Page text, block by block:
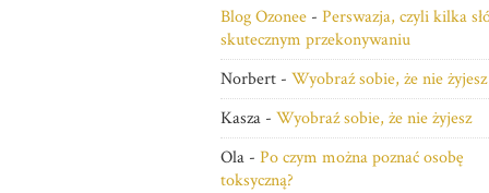
Blog Ozonee - Perswazja, czyli kilka
skutecznym przekonywaniu
Norbert - Wyobraź sobie, że nie żyjesz
Kasza - Wyobraź sobie, że nie żyjesz
Ola - Po czym można poznać osobę
toksyczną?